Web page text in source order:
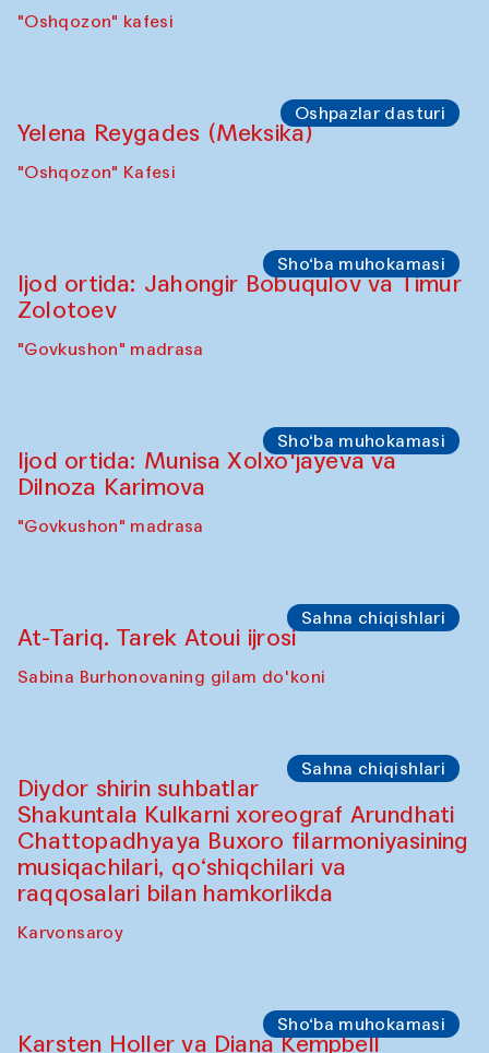
"Oshqozon" kafesi
Oshpazlar dasturi
Yelena Reygades (Meksika)
"Oshqozon" Kafesi
Sho‘ba muhokamasi
Ijod ortida: Jahongir Bobuqulov va Timur
Zolotoev
"Govkushon" madrasa
Sho‘ba muhokamasi
Ijod ortida: Munisa Xolxo'jayeva va
Dilnoza Karimova
"Govkushon" madrasa
Sahna chiqishlari
At-Tariq. Tarek Atoui ijrosi
Sabina Burhonovaning gilam do'koni
Sahna chiqishlari
Diydor shirin suhbatlar
Shakuntala Kulkarni xoreograf Arundhati
Chattopadhyaya Buxoro filarmoniyasining
musiqachilari, qo‘shiqchilari va
raqqosalari bilan hamkorlikda
Karvonsaroy
Sho‘ba muhokamasi
Karsten Holler va Diana Kempbell